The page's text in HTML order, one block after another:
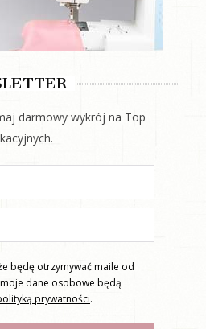
darmowy wykrój na Top
będę otrzymywać maile od
dane osobowe będą
prywatności.